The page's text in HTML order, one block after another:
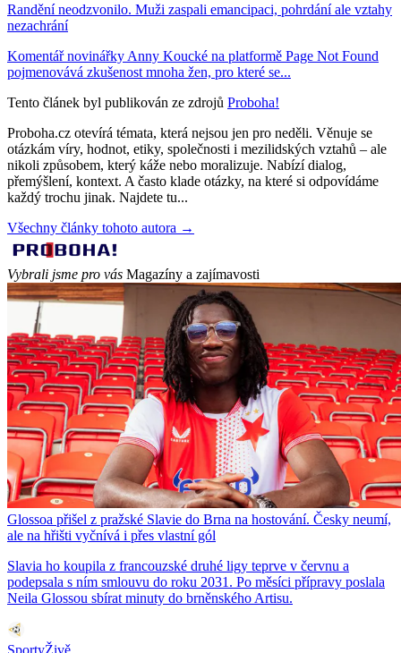
Randění neodzvonilo. Muži zaspali emancipaci, pohrdání ale vztahy
nezachrání
Komentář novinářky Anny Koucké na platformě Page Not Found
pojmenovává zkušenost mnoha žen, pro které se...
Tento článek byl publikován ze zdrojů Proboha!
Proboha.cz otevírá témata, která nejsou jen pro neděli. Věnuje se
otázkám víry, hodnot, etiky, společnosti i mezilidských vztahů – ale
nikoli způsobem, který káže nebo moralizuje. Nabízí dialog,
přemýšlení, kontext. A často klade otázky, na které si odpovídáme
každý trochu jinak. Najdete tu...
Všechny články tohoto autora →
Vybrali jsme pro vás Magazíny a zajímavosti
Glossoa přišel z pražské Slavie do Brna na hostování. Česky neumí,
ale na hřišti vyčnívá i přes vlastní gól
Slavia ho koupila z francouzské druhé ligy teprve v červnu a
podepsala s ním smlouvu do roku 2031. Po měsíci přípravy poslala
Neila Glossou sbírat minuty do brněnského Artisu.
SportyŽivě